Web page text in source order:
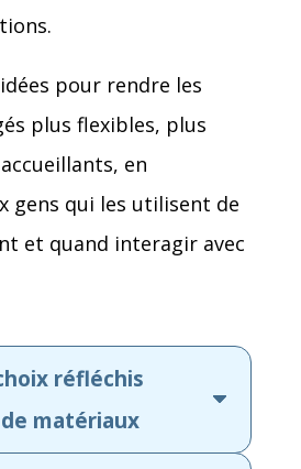
pour rendre les
plus flexibles, plus
en
gens qui les utilisent de
et quand interagir avec
réfléchis
matériaux